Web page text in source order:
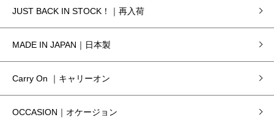
JUST BACK IN STOCK！｜再入荷
MADE IN JAPAN｜日本製
Carry On ｜キャリーオン
OCCASION｜オケージョン